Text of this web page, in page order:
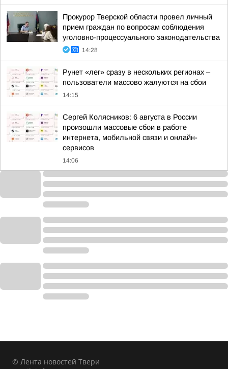
Прокурор Тверской области провел личный
прием граждан по вопросам соблюдения
уголовно-процессуального законодательства
14:28
Рунет «лег» сразу в нескольких регионах –
пользователи массово жалуются на сбои
14:15
Сергей Колясников: 6 августа в России
произошли массовые сбои в работе
интернета, мобильной связи и онлайн-
сервисов
14:06
© Лента новостей Твери